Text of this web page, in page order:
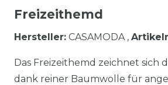
Freizeithemd
Hersteller: CASAMODA ,
Das Freizeithemd zeichnet sich
dank reiner Baumwolle für